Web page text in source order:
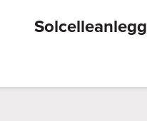
Solcelleanlegg